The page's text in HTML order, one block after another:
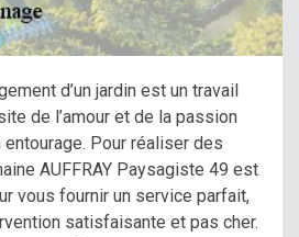
d’un jardin est un travail
de l’amour et de la passion
Pour réaliser des
AUFFRAY Paysagiste 49 est
vous fournir un service parfait,
satisfaisante et pas cher.